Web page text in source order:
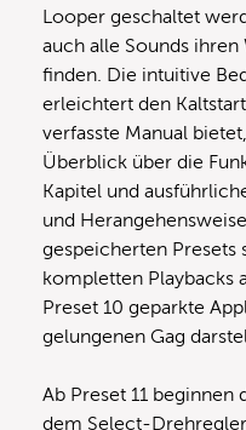
Looper geschaltet
auch alle Sounds
finden. Die intuitive
erleichtert den
verfasste Manual
Überblick über die
Kapitel und
und
gespeicherten Presets
kompletten Playbacks
Preset 10 geparkte
gelungenen Gag
Ab Preset 11 beginnen
dem Select-